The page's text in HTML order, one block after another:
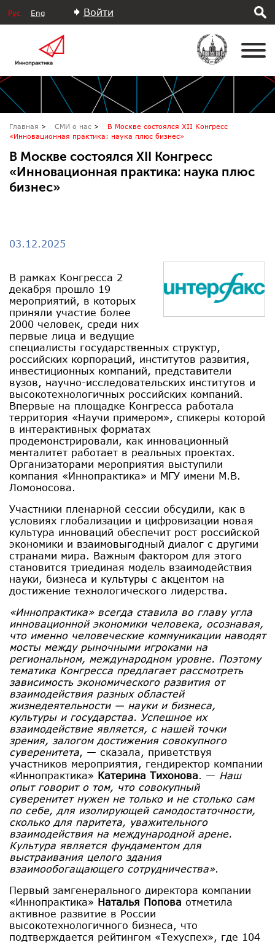
Рус Eng Войти
Главная СМИ о нас
В Москве состоялся XII Конгресс
«Инновационная практика: наука плюс бизнес»
В Москве состоялся XII Конгресс
«Инновационная практика: наука плюс
бизнес»
03.12.2025
В рамках Конгресса 2
декабря прошло 19
мероприятий, в которых
приняли участие более
2000 человек, среди них
первые лица и ведущие
специалисты государственных структур,
российских корпораций, институтов развития,
инвестиционных компаний, представители
вузов, научно-исследовательских институтов и
высокотехнологичных российских компаний.
Впервые на площадке Конгресса работала
территория «Научи примером», спикеры которой
в интерактивных форматах
продемонстрировали, как инновационный
менталитет работает в реальных проектах.
Организаторами мероприятия выступили
компания «Иннопрактика» и МГУ имени М.В.
Ломоносова.
Участники пленарной сессии обсудили, как в
условиях глобализации и цифровизации новая
культура инноваций обеспечит рост российской
экономики и взаимовыгодный диалог с другими
странами мира. Важным фактором для этого
становится триединая модель взаимодействия
науки, бизнеса и культуры с акцентом на
достижение технологического лидерства.
«Иннопрактика» всегда ставила во главу угла
инновационной экономики человека, осознавая,
что именно человеческие коммуникации наводят
мосты между рыночными игроками на
региональном, международном уровне. Поэтому
тематика Конгресса предлагает рассмотреть
зависимость экономического развития от
взаимодействия разных областей
жизнедеятельности — науки и бизнеса,
культуры и государства. Успешное их
взаимодействие является, с нашей точки
зрения, залогом достижения совокупного
суверенитета, — сказала, приветствуя
участников мероприятия, гендиректор компании
«Иннопрактика» Катерина Тихонова. — Наш
опыт говорит о том, что совокупный
суверенитет нужен не только и не столько сам
по себе, для изолирующей самодостаточности,
сколько для паритета, уважительного
взаимодействия на международной арене.
Культура является фундаментом для
выстраивания целого здания
взаимообогащающего сотрудничества».
Первый замгенерального директора компании
«Иннопрактика» Наталья Попова отметила
активное развитие в России
высокотехнологичного бизнеса, что
подтверждается рейтингом «Техуспех», где 104